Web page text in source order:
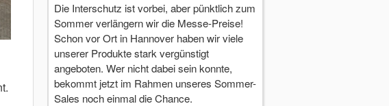
Die Interschutz ist vorbei, aber pünktlich zum
Sommer verlängern wir die Messe-Preise!
Schon vor Ort in Hannover haben wir viele
unserer Produkte stark vergünstigt
angeboten. Wer nicht dabei sein konnte,
bekommt jetzt im Rahmen unseres Sommer-
Sales noch einmal die Chance.